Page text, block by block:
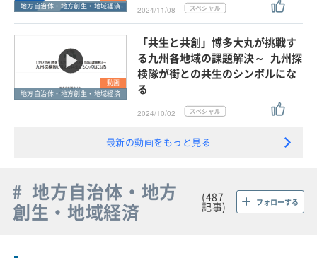
地方自治体・地方創生・地域経済
2024/11/08
動画
地方自治体・地方創生・地域経済
「共生と共創」博多大丸が挑戦す
る九州各地域の課題解決～ 九州探
検隊が街との共生のシンボルにな
る
2024/10/02
最新の動画をもっと見る
# 地方自治体・地方
創生・地域経済
(487
記事) フォローする